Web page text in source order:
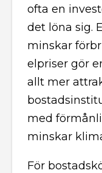
ofta en
det löna sig.
minskar
elpriser gör
allt mer
med
minskar
För